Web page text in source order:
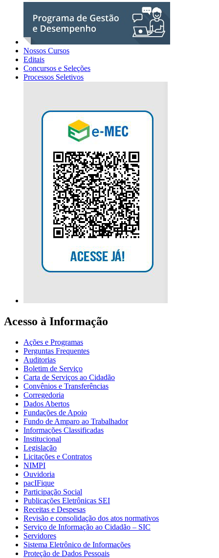
Nossos Cursos
Editais
Concursos e Seleções
Processos Seletivos
Acesso à Informação
Ações e Programas
Perguntas Frequentes
Auditorias
Boletim de Serviço
Carta de Serviços ao Cidadão
Convênios e Transferências
Corregedoria
Dados Abertos
Fundações de Apoio
Fundo de Amparo ao Trabalhador
Informações Classificadas
Institucional
Legislação
Licitações e Contratos
NIMPI
Ouvidoria
pacIFique
Participação Social
Publicações Eletrônicas SEI
Receitas e Despesas
Revisão e consolidação dos atos normativos
Serviço de Informação ao Cidadão – SIC
Servidores
Sistema Eletrônico de Informações
Proteção de Dados Pessoais